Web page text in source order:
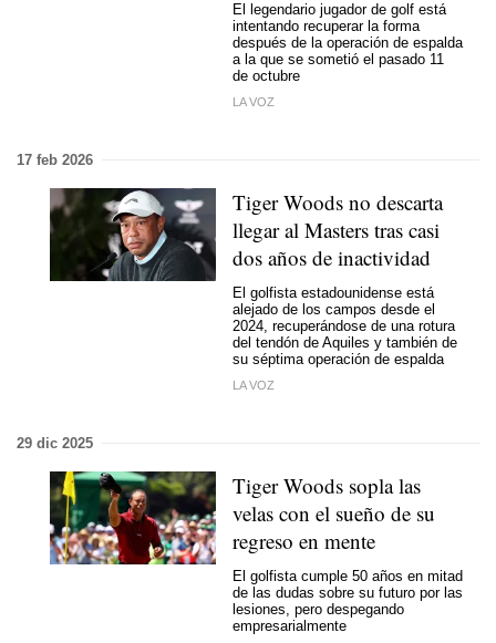
El legendario jugador de golf está
intentando recuperar la forma
después de la operación de espalda
a la que se sometió el pasado 11
de octubre
LA VOZ
17 feb 2026
Tiger Woods no descarta
llegar al Masters tras casi
dos años de inactividad
El golfista estadounidense está
alejado de los campos desde el
2024, recuperándose de una rotura
del tendón de Aquiles y también de
su séptima operación de espalda
LA VOZ
29 dic 2025
Tiger Woods sopla las
velas con el sueño de su
regreso en mente
El golfista cumple 50 años en mitad
de las dudas sobre su futuro por las
lesiones, pero despegando
empresarialmente